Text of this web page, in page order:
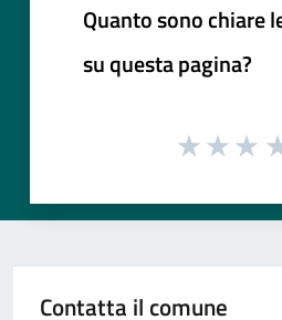
Quanto sono chiare
su questa pagina?
Contatta il comune